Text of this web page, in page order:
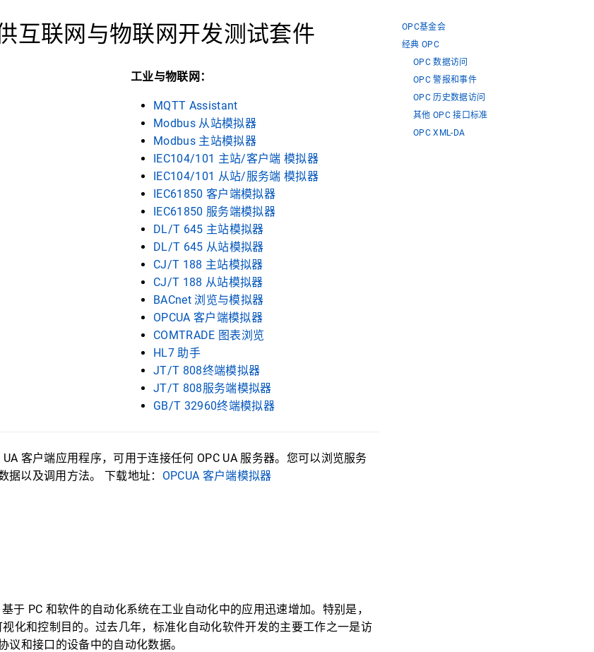
互联网与物联网开发测试套件
工业与物联网：
MQTT Assistant
Modbus 从站模拟器
Modbus 主站模拟器
IEC104/101 主站/客户端 模拟器
IEC104/101 从站/服务端 模拟器
IEC61850 客户端模拟器
IEC61850 服务端模拟器
DL/T 645 主站模拟器
DL/T 645 从站模拟器
CJ/T 188 主站模拟器
CJ/T 188 从站模拟器
BACnet 浏览与模拟器
OPCUA 客户端模拟器
COMTRADE 图表浏览
HL7 助手
JT/T 808终端模拟器
JT/T 808服务端模拟器
GB/T 32960终端模拟器
客户端应用程序，可用于连接任何 OPC UA 服务器。您可以浏览服务
据以及调用方法。 下载地址： OPCUA 客户端模拟器
于 PC 和软件的自动化系统在工业自动化中的应用迅速增加。特别是，
化和控制目的。过去几年，标准化自动化软件开发的主要工作之一是访
议和接口的设备中的自动化数据。
OPC基金会
经典 OPC
OPC 数据访问
OPC 警报和事件
OPC 历史数据访问
其他 OPC 接口标准
OPC XML-DA